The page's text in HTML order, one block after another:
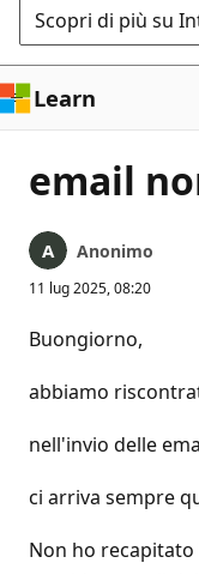
Scopri di più su
Learn
email
Anonimo
11 lug 2025, 08:20
Buongiorno,
abbiamo
nell'invio delle
ci arriva sempre
Non ho